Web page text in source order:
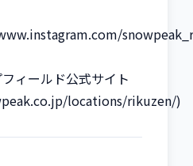
ィールド公式サイト
locations/rikuzen/)